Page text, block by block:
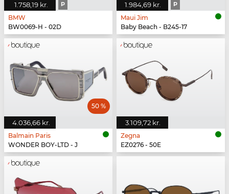
1.758,19 kr. P
BMW
BW0069-H - 02D
1.984,69 kr. P
Maui Jim
Baby Beach - B245-17
4.036,66 kr.
50 %
Balmain Paris
WONDER BOY-LTD - J
3.109,72 kr.
Zegna
EZ0276 - 50E